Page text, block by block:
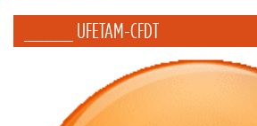
_____ UFETAM-CFDT